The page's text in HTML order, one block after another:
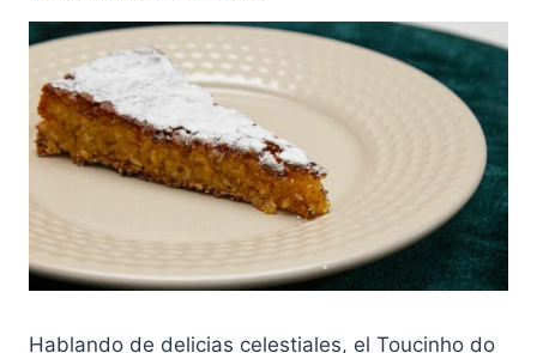
Hablando de delicias celestiales, el Toucinho do